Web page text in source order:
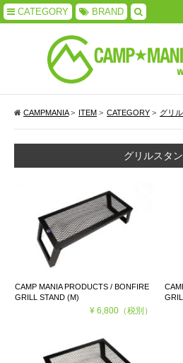
CATEGORY BRAND
CAMPMANIA> ITEM > CATEGORY > グリ
グリルスタ
CAMP MANIA PRODUCTS / BONFIRE
GRILL STAND (M)
¥ 6,800（税別）